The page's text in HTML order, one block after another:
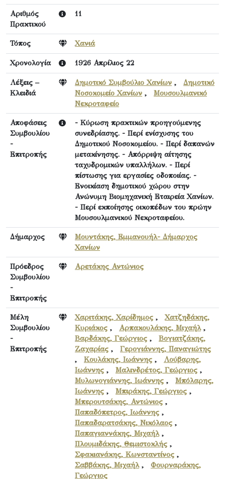
Αριθμός
Πρακτικού
11
Τόπος Χανιά
Χρονολογία 1926 Απρίλιος 22
Λέξεις –
Κλειδιά
Δημοτικό Συμβούλιο Χανίων , Δημοτικό
Νοσοκομείο Χανίων , Μουσουλμανικό
Νεκροταφείο
Αποφάσεις
Συμβουλίου
-
Επιτροπής
- Κύρωση πρακτικών προηγούμενης
συνεδρίασης. - Περί ενίσχυσης του
Δημοτικού Νοσοκομείου. - Περί δαπανών
μετακίνησης. - Απόρριψη αίτησης
ταχυδρομικών υπαλλήλων. - Περί
πίστωσης για εργασίες οδοποιίας. -
Ενοικίαση δημοτικού χώρου στην
Ανώνυμη Βιομηχανική Εταιρεία Χανίων.
- Περί εκποίησης οικοπέδων του πρώην
Μουσουλμανικού Νεκροταφείου.
Δήμαρχος
Μουντάκης, Εμμανουήλ- Δήμαρχος
Χανίων
Πρόεδρος
Συμβουλίου
-
Επιτροπής
Αρετάκης Αντώνιος
Μέλη
Συμβουλίου
-
Επιτροπής
Χαριτάκης, Χαρίδημος ,Χατζηδάκης,
Κυριάκος , Αρπακουλάκης, Μιχαήλ,
Βαρδάκης, Γεώργιος , Βογιατζάκης,
Ζαχαρίας , Γερογιάννης, Παναγιώτης
, Κουλάκης, Ιωάννης , Λούβαρης,
Ιωάννης , Μαλινδρέτος, Γεώργιος ,
Μυλωνογιάννης, Ιωάννης , Μπόλαρης,
Ιωάννης , Μπιράκης, Γεώργιος ,
Μπερουτσάκης, Αντώνιος ,
Παπαδόπετρος, Ιωάννης ,
Παπαδαρατσάκης, Νικόλαος ,
Παπαγιαννάκης, Μιχαήλ,
Πλουμιδάκης, Θεμιστοκλής ,
Σφακιανάκης, Κωνσταντίνος ,
Σαββάκης, Μιχαήλ, Φουρναράκης,
Γεώργιος